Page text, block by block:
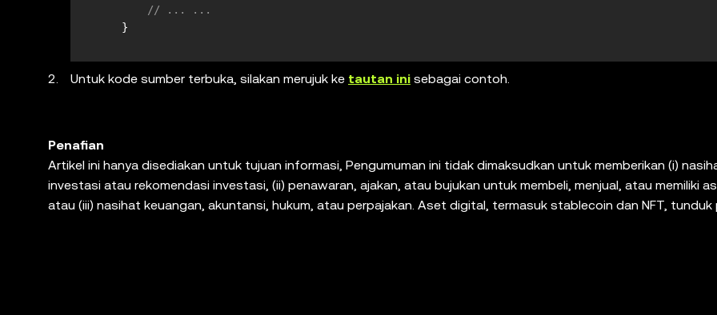
// ... ...
    }
Untuk kode sumber terbuka, silakan merujuk ke tautan ini sebagai contoh.
Penafian
Artikel ini hanya disediakan untuk tujuan informasi, Pengumuman ini tidak dimaksudkan untuk memberikan (i)
investasi atau rekomendasi investasi, (ii) penawaran, ajakan, atau bujukan untuk membeli, menjual, atau memiliki
atau (iii) nasihat keuangan, akuntansi, hukum, atau perpajakan. Aset digital, termasuk stablecoin dan NFT, tunduk